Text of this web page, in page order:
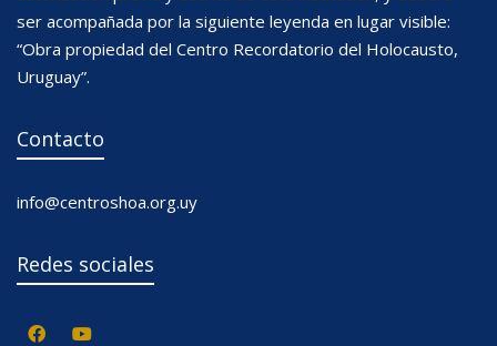
ser acompañada por la siguiente leyenda en lugar visible:
“Obra propiedad del Centro Recordatorio del Holocausto,
Uruguay”.
Contacto
info@centroshoa.org.uy
Redes sociales